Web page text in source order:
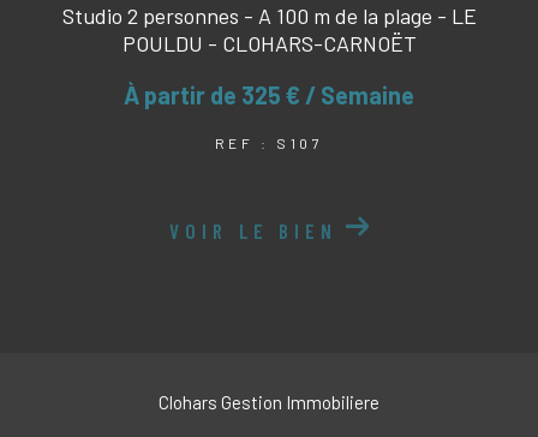
Studio 2 personnes - A 100 m de la plage - LE
POULDU - CLOHARS-CARNOËT
À partir de 325 € / Semaine
REF : S107
VOIR LE BIEN
Clohars Gestion Immobiliere